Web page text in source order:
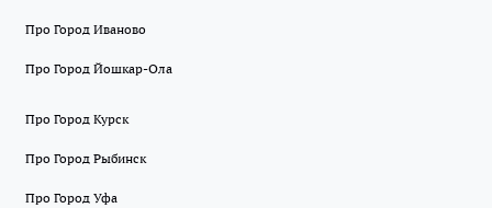
Про Город Иваново
Про Город Йошкар-Ола
Про Город Курск
Про Город Рыбинск
Про Город Уфа